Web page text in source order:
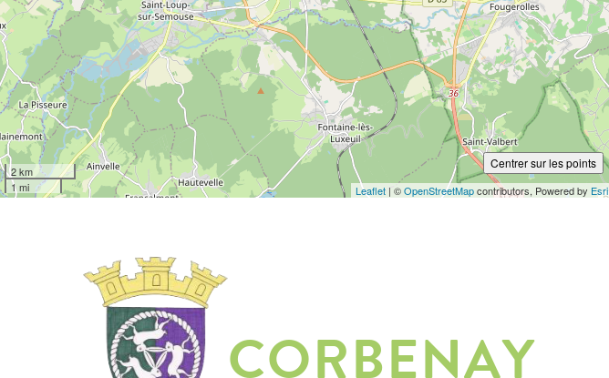
2 km
1 mi
Centrer sur les points
Leaflet | ©OpenStreetMapcontributors, Powered by Esri
CORBENAY